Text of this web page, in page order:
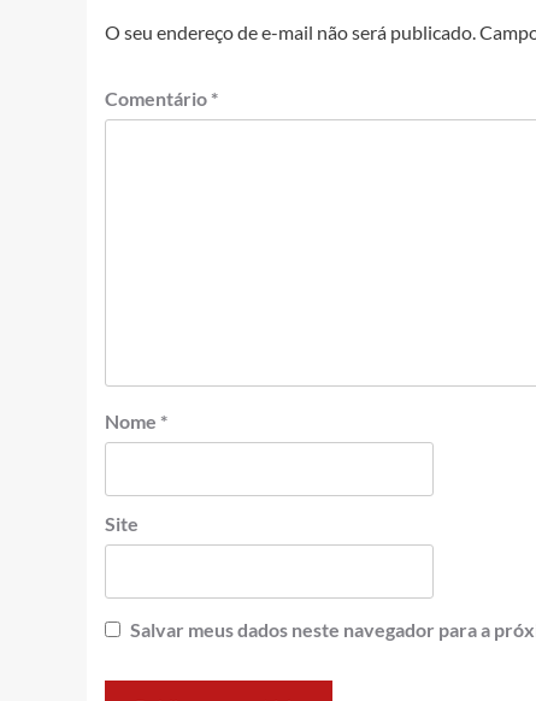
O seu endereço de e-mail não será publicado.
Comentário *
Nome *
Site
Salvar meus dados neste navegador para a